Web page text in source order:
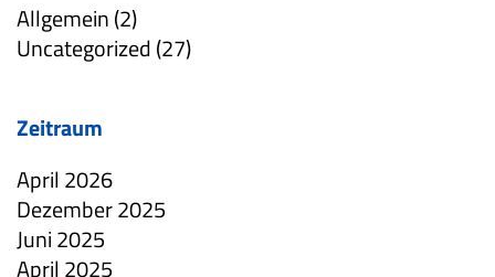
Allgemein (2)
Uncategorized (27)
Zeitraum
April 2026
Dezember 2025
Juni 2025
April 2025